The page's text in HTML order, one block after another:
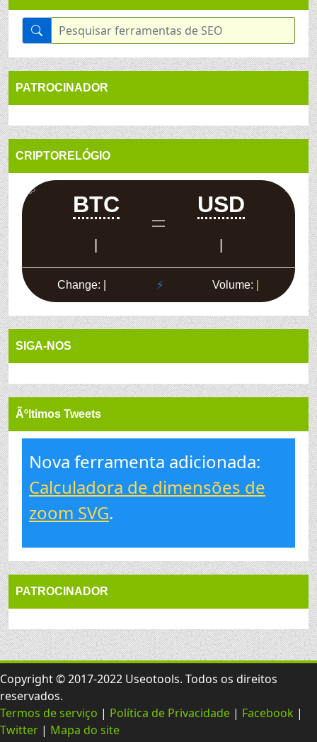
PATROCINADOR
CRIPTORELÓGIO
SIGA-NOS
Ãºltimos Tweets
Nova ferramenta adicionada:
Calculadora de dimensões de
zoom SVG.
PATROCINADOR
Copyright © 2017-2022 Useotools. Todos os direitos
reservados.
Termos de serviço | Política de Privacidade | Facebook |
Twitter | Mapa do site